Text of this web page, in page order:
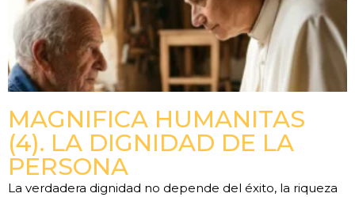
MAGNIFICA HUMANITAS
(4). LA DIGNIDAD DE LA
PERSONA
La verdadera dignidad no depende del éxito, la riqueza